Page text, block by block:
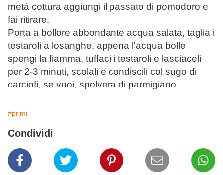
metà cottura aggiungi il passato di pomodoro e
fai ritirare.
Porta a bollore abbondante acqua salata, taglia i
testaroli a losanghe, appena l'acqua bolle
spengi la fiamma, tuffaci i testaroli e lasciaceli
per 2-3 minuti, scolali e condiscili col sugo di
carciofi, se vuoi, spolvera di parmigiano.
#primi
Condividi